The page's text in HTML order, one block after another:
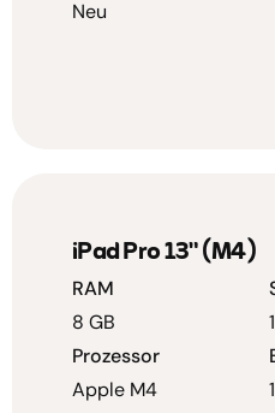
Neu
iPad Pro 13" (M4)
RAM
8 GB
Prozessor
Apple M4